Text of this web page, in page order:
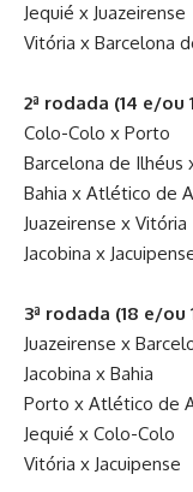
Jequié x Juazeirense
Vitória x Barcelona
2ª rodada (14 e/ou
Colo-Colo x Porto
Barcelona de Ilhéus
Bahia x Atlético de
Juazeirense x Vitória
Jacobina x
3ª rodada (18 e/ou
Juazeirense x
Jacobina x Bahia
Porto x Atlético de
Jequié x Colo-Colo
Vitória x Jacuipense